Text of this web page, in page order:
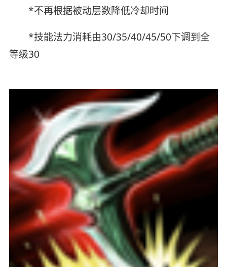
*不再根据被动层数降低冷却时间
*技能法力消耗由30/35/40/45/50下调到全
等级30